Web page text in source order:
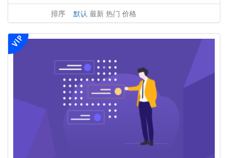
排序
默认 最新 热门 价格